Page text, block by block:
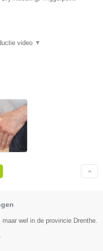
video ▼
wel in de provincie Drenthe.